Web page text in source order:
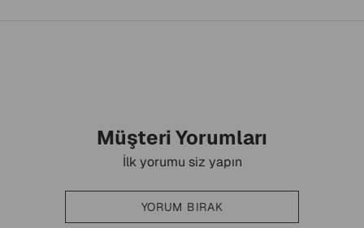
Müşteri Yorumları
İlk yorumu siz yapın
YORUM BIRAK